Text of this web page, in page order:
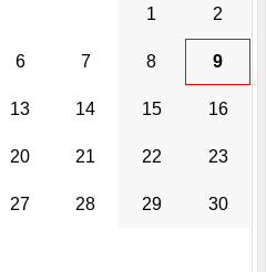
1 2
6 7 8 9
13 14 15 16
20 21 22 23
27 28 29 30